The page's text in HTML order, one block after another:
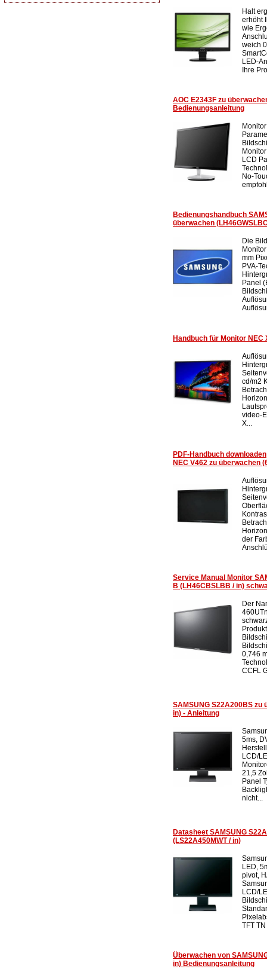
Halt
erhöht
wie
weich
LED-
Ihre
AOC E2343F zu
Bedienungsanleitung
LCD
No-
Bedienungshandbuch
überwachen
Die
mm
PVA-
Panel
Handbuch für Monitor NEC
cd/m2
video-
X...
PDF-Handbuch downloaden
NEC V462 zu überwachen
der
Service Manual Monitor
B (LH46CBSLBB / in)
Der
0,746
CCFL
SAMSUNG S22A200BS zu
in) - Anleitung
5ms,
LCD/
21,5
Panel
nicht...
Datasheet SAMSUNG
(LS22A450MWT / in)
LED,
pivot,
LCD/
TFT
Überwachen von
in) Bedienungsanleitung